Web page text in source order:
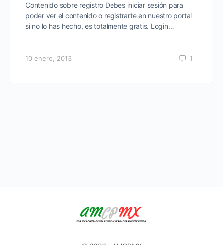
Contenido sobre registro Debes iniciar sesión para
poder ver el contenido o registrarte en nuestro portal
si no lo has hecho, es totalmente gratis. Login…
10 enero, 2013 1